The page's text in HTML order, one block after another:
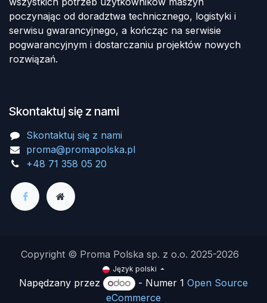
poczynając od doradztwa technicznego, logistyki i
serwisu gwarancyjnego, a kończąc na serwisie
pogwarancyjnym i dostarczaniu projektów nowych
rozwiązań.
Skontaktuj się z nami
Skontaktuj się z nami
proma@promapolska.pl
+48 71 358 05 20
Copyright © Proma Polska sp. z o.o. 2025-2026
Język polski
Napędzany przez - Numer 1Open Source
eCommerce